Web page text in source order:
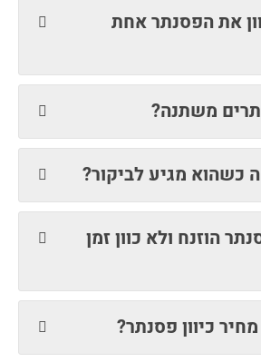
את הפסנתר אחת
משתנה?
כשהוא מגיע לביקור?
הוזנח ולא כוון זמן
כיוון פסנתר?